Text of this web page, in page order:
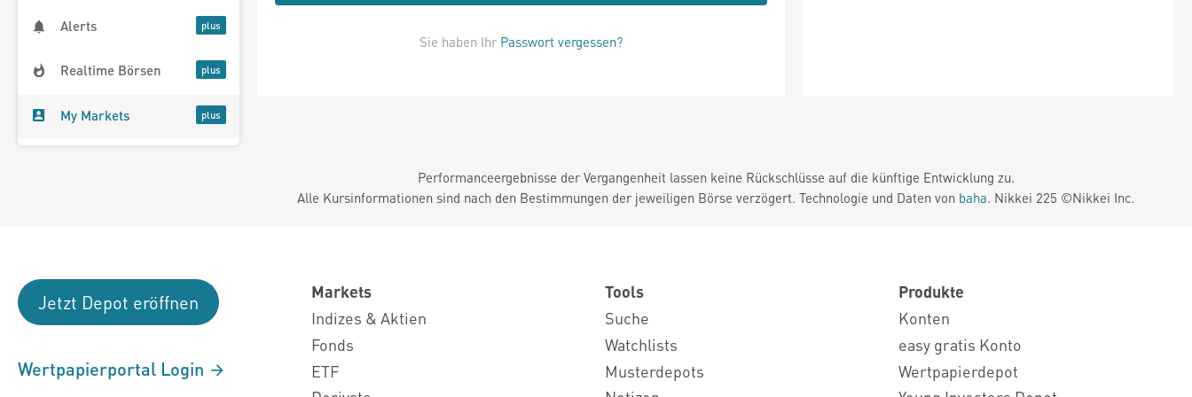
Alerts
Realtime Börsen
My Markets
Sie haben Ihr Passwort vergessen?
Performanceergebnisse der Vergangenheit lassen keine Rückschlüsse auf die künftige Entwicklung zu.
Alle Kursinformationen sind nach den Bestimmungen der jeweiligen Börse verzögert. Technologie und Daten von baha. Nikkei 225 ©Nikkei Inc.
Jetzt Depot eröffnen
Wertpapierportal Login
Markets
Indizes & Aktien
Fonds
ETF
Tools
Suche
Watchlists
Musterdepots
Produkte
Konten
easy gratis Konto
Wertpapierdepot